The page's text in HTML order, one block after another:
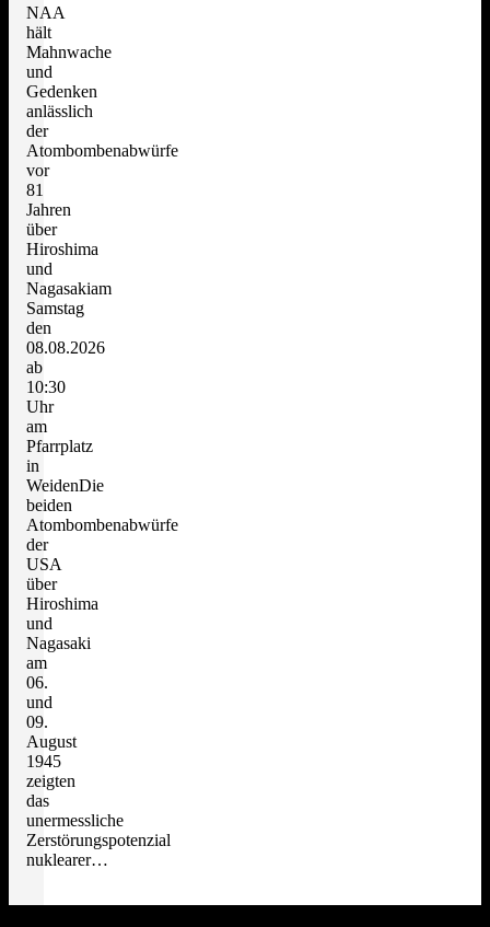
NAA
hält
Mahnwache
und
Gedenken
anlässlich
der
Atombombenabwürfe
vor
81
Jahren
über
Hiroshima
und
Nagasakiam
Samstag
den
08.08.2026
ab
10:30
Uhr
am
Pfarrplatz
in
WeidenDie
beiden
Atombombenabwürfe
der
USA
über
Hiroshima
und
Nagasaki
am
06.
und
09.
August
1945
zeigten
das
unermessliche
Zerstörungspotenzial
nuklearer…